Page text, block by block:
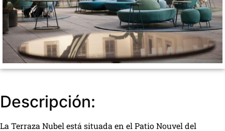
Descripción:
La Terraza Nubel está situada en el Patio Nouvel del